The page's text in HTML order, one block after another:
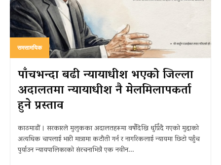
समसामयिक
पाँचभन्दा बढी न्यायाधीश भएको जिल्ला
अदालतमा न्यायाधीश नै मेलमिलापकर्ता
हुने प्रस्ताव
काठमाडौं । सरकारले मुलुकका अदालतहरूमा वर्षौंदेखि थुप्रिँदै गएको मुद्दाको
अत्यधिक चापलाई भारी मात्रामा कटौती गर्न र नागरिकलाई न्यायमा छिटो पहुँच
पुर्याउन न्यायपालिकाको संरचनाभित्रै एक नवीन...